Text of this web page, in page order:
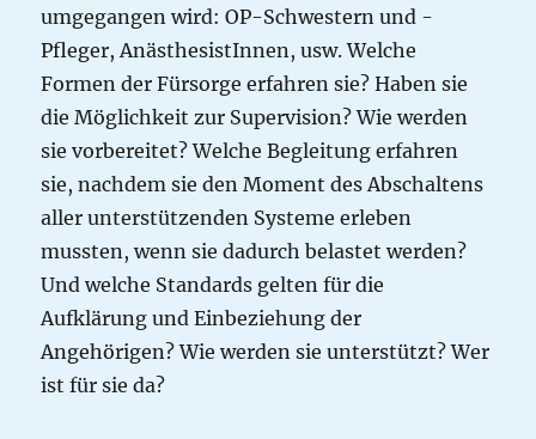
umgegangen wird: OP-Schwestern und -
Pfleger, AnästhesistInnen, usw. Welche
Formen der Fürsorge erfahren sie? Haben sie
die Möglichkeit zur Supervision? Wie werden
sie vorbereitet? Welche Begleitung erfahren
sie, nachdem sie den Moment des Abschaltens
aller unterstützenden Systeme erleben
mussten, wenn sie dadurch belastet werden?
Und welche Standards gelten für die
Aufklärung und Einbeziehung der
Angehörigen? Wie werden sie unterstützt? Wer
ist für sie da?